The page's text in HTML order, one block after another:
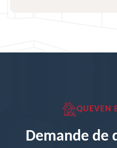
QUEVEN
Demande de